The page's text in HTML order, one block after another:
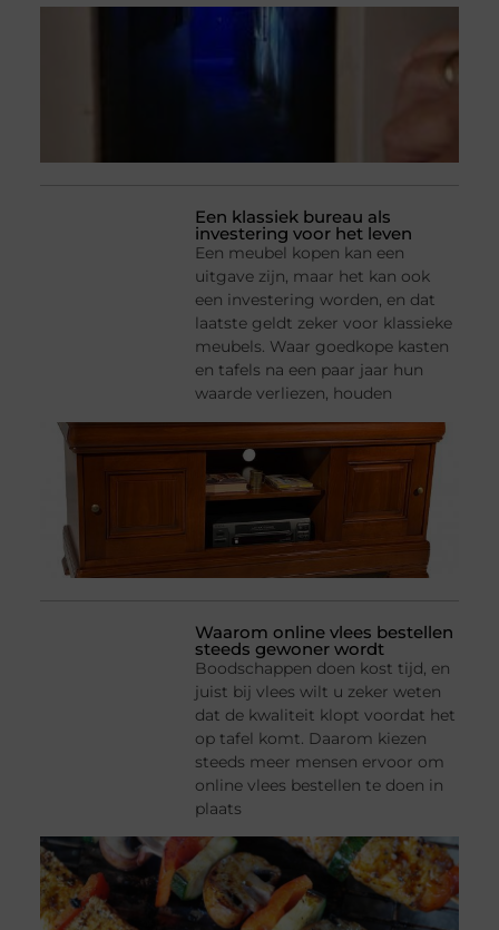
Een klassiek bureau als
investering voor het leven
Een meubel kopen kan een
uitgave zijn, maar het kan ook
een investering worden, en dat
laatste geldt zeker voor klassieke
meubels. Waar goedkope kasten
en tafels na een paar jaar hun
waarde verliezen, houden
Waarom online vlees bestellen
steeds gewoner wordt
Boodschappen doen kost tijd, en
juist bij vlees wilt u zeker weten
dat de kwaliteit klopt voordat het
op tafel komt. Daarom kiezen
steeds meer mensen ervoor om
online vlees bestellen te doen in
plaats